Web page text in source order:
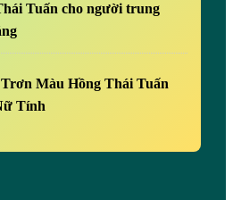
Tuấn cho người trung
Màu Hồng Thái Tuấn
Tính